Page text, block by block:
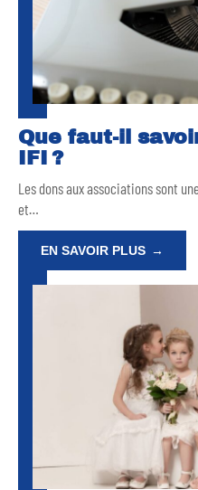
Que faut-il
IFI ?
Les dons aux associations sont
et…
EN SAVOIR PLUS